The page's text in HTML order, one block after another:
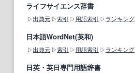
ライフサイエンス辞書
出典元 索引 用語索引 ランキング
日本語WordNet(英和)
出典元 索引 用語索引 ランキング
日英・英日専門用語辞書